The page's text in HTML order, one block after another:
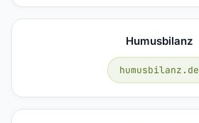
Humusbilanz
humusbilanz.de